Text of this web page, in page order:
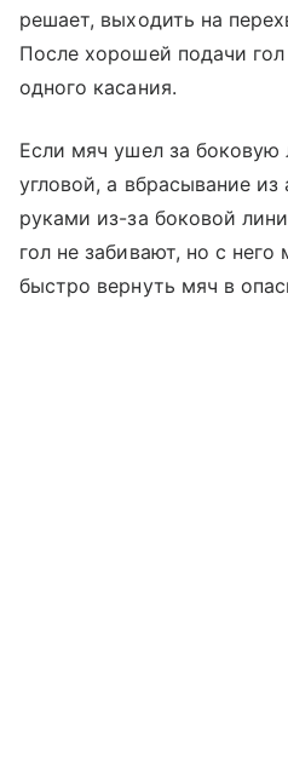
решает, выходить на
После хорошей подачи
одного касания.
Если мяч ушел за
угловой, а вбрасывание
руками из-за боковой
гол не забивают, но с
быстро вернуть мяч в